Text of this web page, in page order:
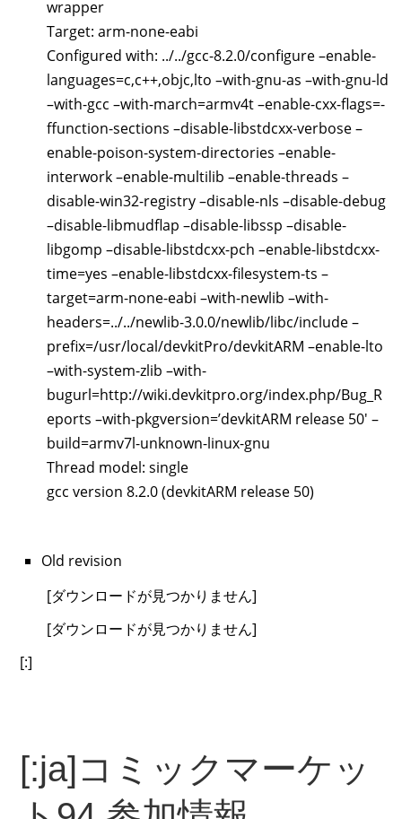
wrapper
Target: arm-none-eabi
Configured with: ../../gcc-8.2.0/configure –enable-
languages=c,c++,objc,lto –with-gnu-as –with-gnu-ld
–with-gcc –with-march=armv4t –enable-cxx-flags=-
ffunction-sections –disable-libstdcxx-verbose –
enable-poison-system-directories –enable-
interwork –enable-multilib –enable-threads –
disable-win32-registry –disable-nls –disable-debug
–disable-libmudflap –disable-libssp –disable-
libgomp –disable-libstdcxx-pch –enable-libstdcxx-
time=yes –enable-libstdcxx-filesystem-ts –
target=arm-none-eabi –with-newlib –with-
headers=../../newlib-3.0.0/newlib/libc/include –
prefix=/usr/local/devkitPro/devkitARM –enable-lto
–with-system-zlib –with-
bugurl=http://wiki.devkitpro.org/index.php/Bug_R
eports –with-pkgversion=’devkitARM release 50′ –
build=armv7l-unknown-linux-gnu
Thread model: single
gcc version 8.2.0 (devkitARM release 50)
Old revision
[ダウンロードが見つかりません]
[ダウンロードが見つかりません]
[:]
[:ja]コミックマーケッ